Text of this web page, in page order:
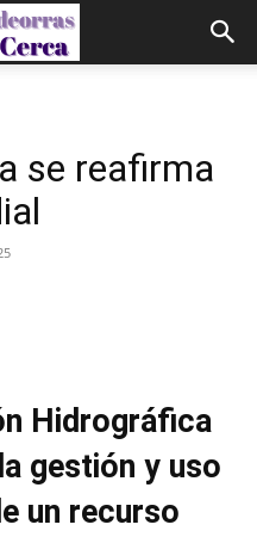
se reafirma
Hidrográfica
gestión y uso
un recurso